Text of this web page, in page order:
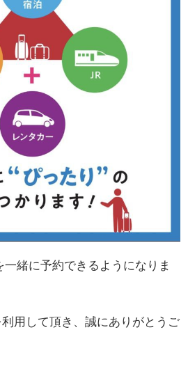
緒に予約できるようになりま
用して頂き、誠にありがとうご